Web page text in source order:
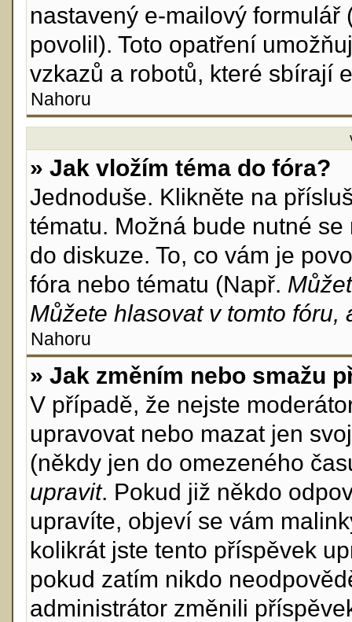
nastavený e-mailový
povolil). Toto opatření
vzkazů a robotů, které sbírají
Nahoru
» Jak vložím téma do fóra?
Jednoduše. Klikněte na
tématu. Možná bude nutné
do diskuze. To, co vám je
fóra nebo tématu (Např.
Můžete hlasovat v tomto fóru,
Nahoru
» Jak změním nebo smažu
V případě, že nejste
upravovat nebo mazat jen
(někdy jen do omezeného
upravit. Pokud již někdo
upravíte, objeví se vám
kolikrát jste tento příspěvek
pokud zatím nikdo
administrátor změnili